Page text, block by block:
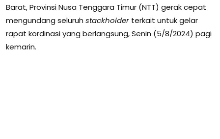
Barat, Provinsi Nusa Tenggara Timur (NTT) gerak cepat
mengundang seluruh stackholder terkait untuk gelar
rapat kordinasi yang berlangsung, Senin (5/8/2024) pagi
kemarin.